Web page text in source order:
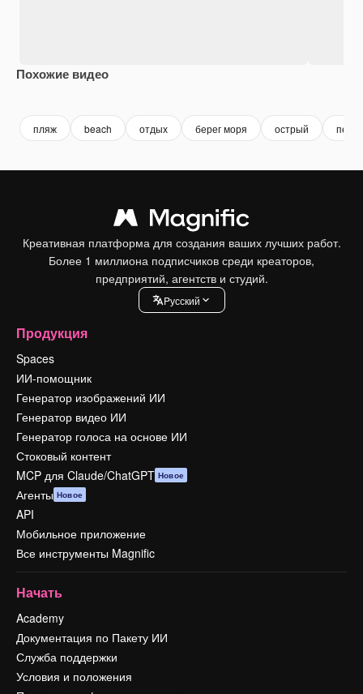
Похожие видео
пляж beach отдых берег моря острый
Креативная платформа для создания ваших лучших работ.
Более 1 миллиона подписчиков среди креаторов,
предприятий, агентств и студий.
Pусский
Продукция
Spaces
ИИ-помощник
Генератор изображений ИИ
Генератор видео ИИ
Генератор голоса на основе ИИ
Стоковый контент
MCP для Claude/ChatGPT Новое
Агенты Новое
API
Мобильное приложение
Все инструменты Magnific
Начать
Academy
Документация по Пакету ИИ
Служба поддержки
Условия и положения